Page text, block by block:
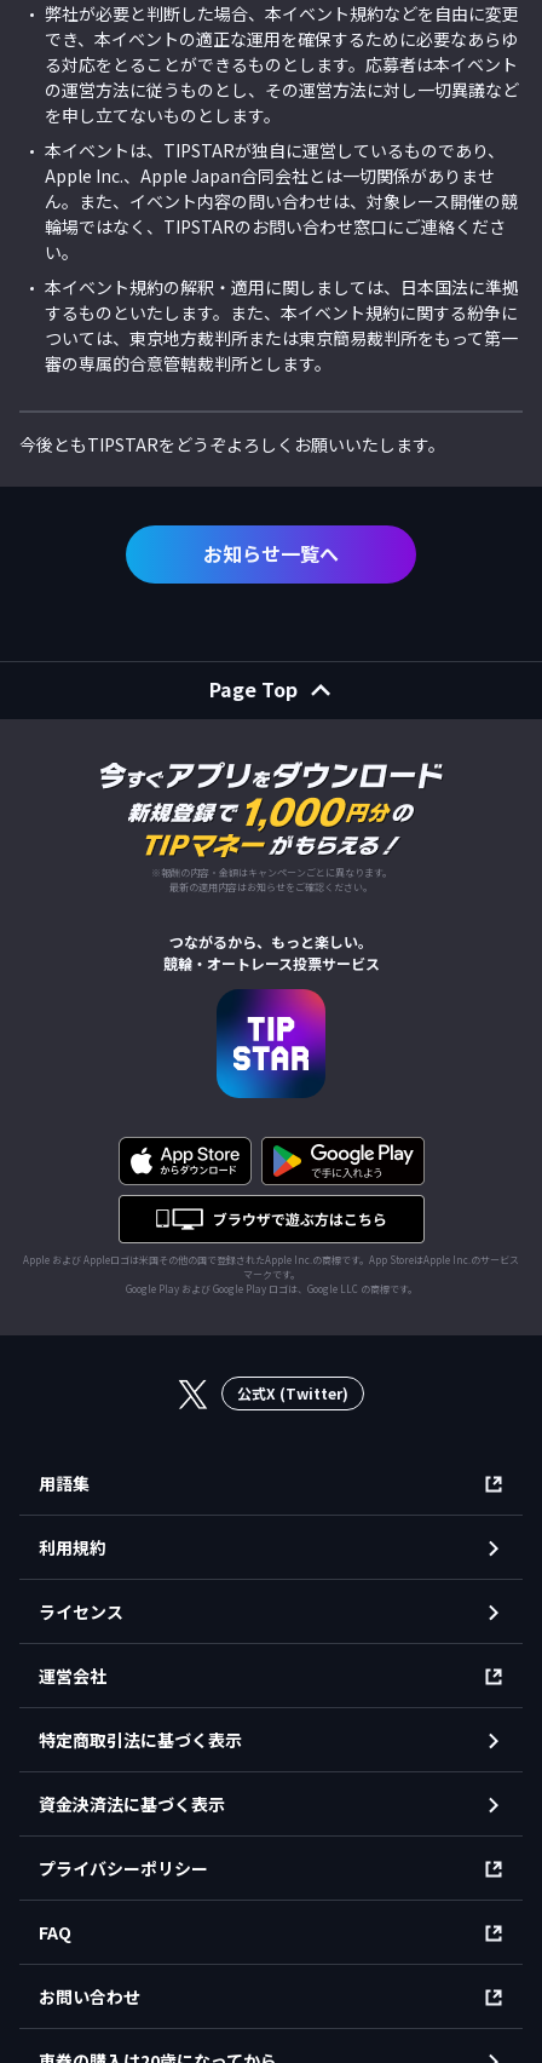
弊社が必要と判断した場合、本イベント規約などを自由に変更
でき、本イベントの適正な運用を確保するために必要なあらゆ
る対応をとることができるものとします。応募者は本イベント
の運営方法に従うものとし、その運営方法に対し一切異議など
を申し立てないものとします。
本イベントは、TIPSTARが独自に運営しているものであり、
Apple Inc.、Apple Japan合同会社とは一切関係がありませ
ん。また、イベント内容の問い合わせは、対象レース開催の競
輪場ではなく、TIPSTARのお問い合わせ窓口にご連絡くださ
い。
本イベント規約の解釈・適用に関しましては、日本国法に準拠
するものといたします。また、本イベント規約に関する紛争に
ついては、東京地方裁判所または東京簡易裁判所をもって第一
審の専属的合意管轄裁判所とします。
今後ともTIPSTARをどうぞよろしくお願いいたします。
お知らせ一覧へ
Page Top
※報酬の内容・金額はキャンペーンごとに異なります。
最新の適用内容はお知らせをご確認ください。
つながるから、もっと楽しい。
競輪・オートレース投票サービス
Apple および Appleロゴは米国その他の国で登録されたApple Inc.の商標です。App StoreはApple Inc.のサービス
マークです。
Google Play および Google Play ロゴは、Google LLC の商標です。
公式X (Twitter)
用語集
利用規約
ライセンス
運営会社
特定商取引法に基づく表示
資金決済法に基づく表示
プライバシーポリシー
FAQ
お問い合わせ